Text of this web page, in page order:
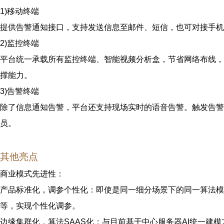
1)移动终端
提供告警通知接口，支持发送信息至邮件、短信，也可对接手
2)监控终端
平台统一承载所有监控终端、智能视频分析盒，节省网络布线
撑能力。
3)告警终端
除了信息通知告警，平台还支持现场实时的语音告警。触发告
员。
其他亮点
商业模式先进性：
产品标准化，调参个性化：即使是同一细分场景下的同一算法
等，实现个性化调参。
边缘集群化，算法SAAS化：与目前基于中心服务器AI统一建